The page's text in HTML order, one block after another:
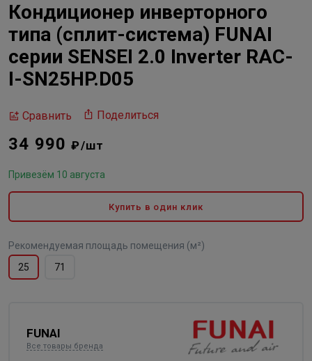
Кондиционер инверторного
типа (сплит-система) FUNAI
серии SENSEI 2.0 Inverter RAC-
I-SN25HP.D05
Сравнить Поделиться
34 990₽/шт
Привезём 10 августа
Купить в один клик
Рекомендуемая площадь помещения (м²)
25
71
FUNAI
Все товары бренда